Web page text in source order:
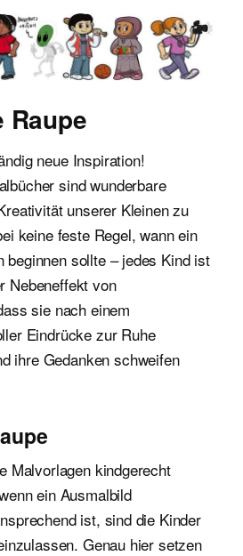
Kinder
Raupe
neue Inspiration!
sind wunderbare
unserer Kleinen zu
keine feste Regel, wann ein
beginnen sollte – jedes Kind ist
Nebeneffekt von
sie nach einem
Eindrücke zur Ruhe
ihre Gedanken schweifen
Malvorlagen kindgerecht
ein Ausmalbild
ist, sind die Kinder
Genau hier setzen